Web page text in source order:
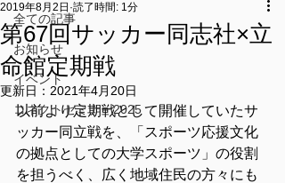
全ての記事
お知らせ
イベント
コネクトセミナー2025
第67回サッカー同志社×立
命館定期戦
2019年8月2日 読了時間: 1分
更新日： 2021年4月20日
以前より定期戦として開催していたサ
ッカー同立戦を、「スポーツ応援文化
の拠点としての大学スポーツ」の役割
を担うべく、広く地域住民の方々にも